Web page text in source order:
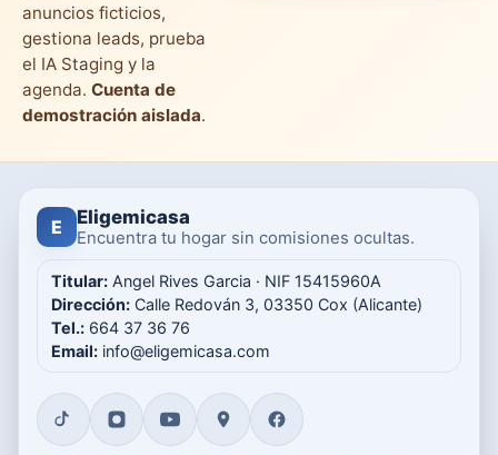
anuncios ficticios,
gestiona leads, prueba
el IA Staging y la
agenda. Cuenta de
demostración aislada.
E Eligemicasa
Encuentra tu hogar sin comisiones ocultas.
Titular: Angel Rives Garcia · NIF 15415960A
Dirección: Calle Redován 3, 03350 Cox (Alicante)
Tel.: 664 37 36 76
Email: info@eligemicasa.com